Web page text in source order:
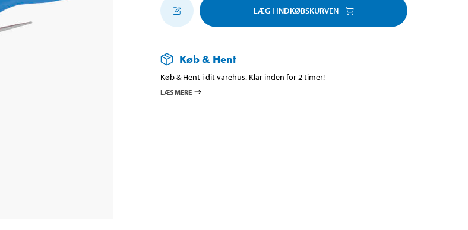
LÆG I INDKØBSKURVEN
Køb & Hent
Køb & Hent i dit varehus. Klar inden for 2 timer!
LÆS MERE